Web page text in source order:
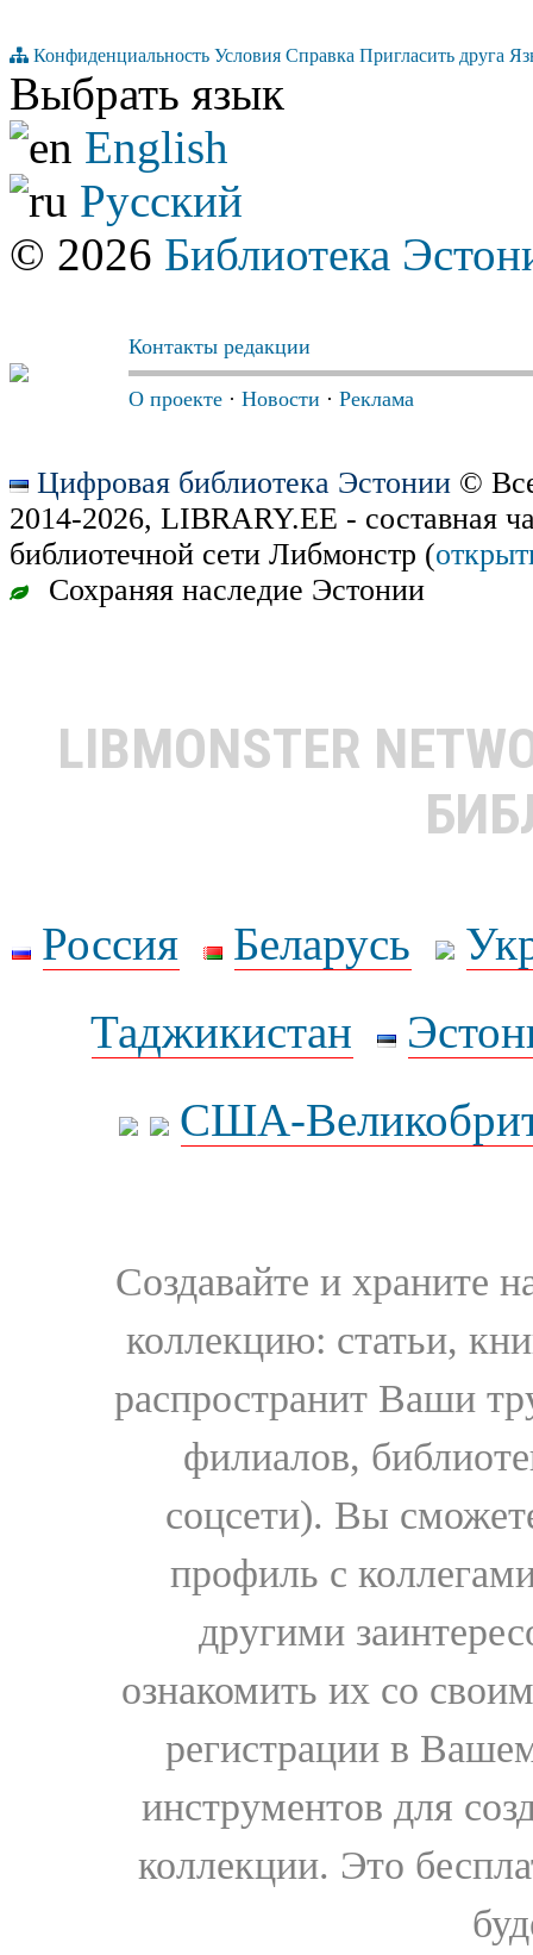
Конфиденциальность Условия Справка Пригласить друга
Выбрать язык
English
Русский
© 2026 Библиотека
Контакты редакции
О проекте · Новости · Реклама
Цифровая библиотека Эстонии ©
2014-2026, LIBRARY.EE - составная
библиотечной сети Либмонстр (
Сохраняя наследие Эстонии
LIBMONSTER
Россия Беларусь
Таджикистан
США-
Создавайте и храните
коллекцию: статьи,
распространит Ваши
филиалов,
соцсети). Вы
профиль с
другими
ознакомить их со
регистрации в
инструментов для
коллекции. Это